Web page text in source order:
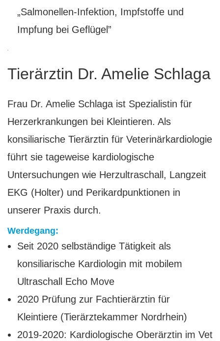
„Salmonellen-Infektion, Impfstoffe und
Impfung bei Geflügel”
Tierärztin Dr. Amelie Schlaga
Frau Dr. Amelie Schlaga ist Spezialistin für
Herzerkrankungen bei Kleintieren. Als
konsiliarische Tierärztin für Veterinärkardiologie
führt sie tageweise kardiologische
Untersuchungen wie Herzultraschall, Langzeit
EKG (Holter) und Perikardpunktionen in
unserer Praxis durch.
Werdegang:
Seit 2020 selbständige Tätigkeit als
konsiliarische Kardiologin mit mobilem
Ultraschall Echo Move
2020 Prüfung zur Fachtierärztin für
Kleintiere (Tierärztekammer Nordrhein)
2019-2020: Kardiologische Oberärztin im Vet